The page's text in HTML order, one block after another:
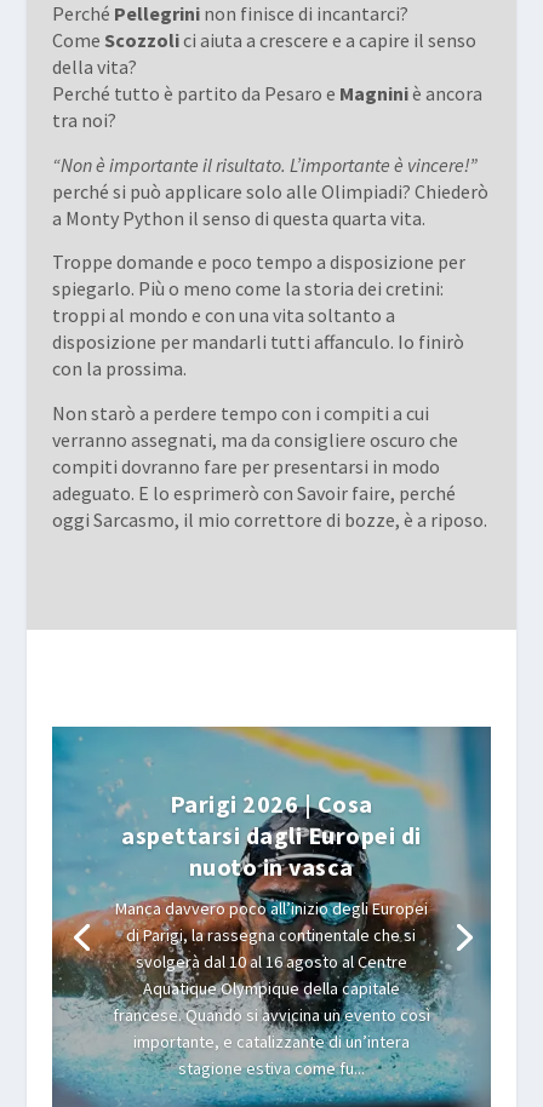
Perché Pellegrininon finisce di incantarci?
Come Scozzolici aiuta a crescere e a capire il senso
della vita?
Perché tutto è partito da Pesaro e Magniniè ancora
tra noi?
“Non è importante il risultato. L’importante è vincere!”
perché si può applicare solo alle Olimpiadi? Chiederò
a Monty Python il senso di questa quarta vita.
Troppe domande e poco tempo a disposizione per
spiegarlo. Più o meno come la storia dei cretini:
troppi al mondo e con una vita soltanto a
disposizione per mandarli tutti affanculo. Io finirò
con la prossima.
Non starò a perdere tempo con i compiti a cui
verranno assegnati, ma da consigliere oscuro che
compiti dovranno fare per presentarsi in modo
adeguato. E lo esprimerò con Savoir faire, perché
oggi Sarcasmo, il mio correttore di bozze, è a riposo.
Parigi 2026 | Cosa
aspettarsi dagli Europei di
nuoto in vasca
Manca davvero poco all’inizio degli Europei
di Parigi, la rassegna continentale che si
svolgerà dal 10 al 16 agosto al Centre
Aquatique Olympique della capitale
francese. Quando si avvicina un evento così
importante, e catalizzante di un’intera
stagione estiva come fu...